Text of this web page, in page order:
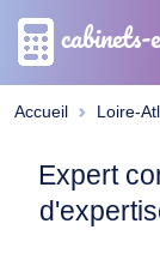
Accueil Loire-
Expert